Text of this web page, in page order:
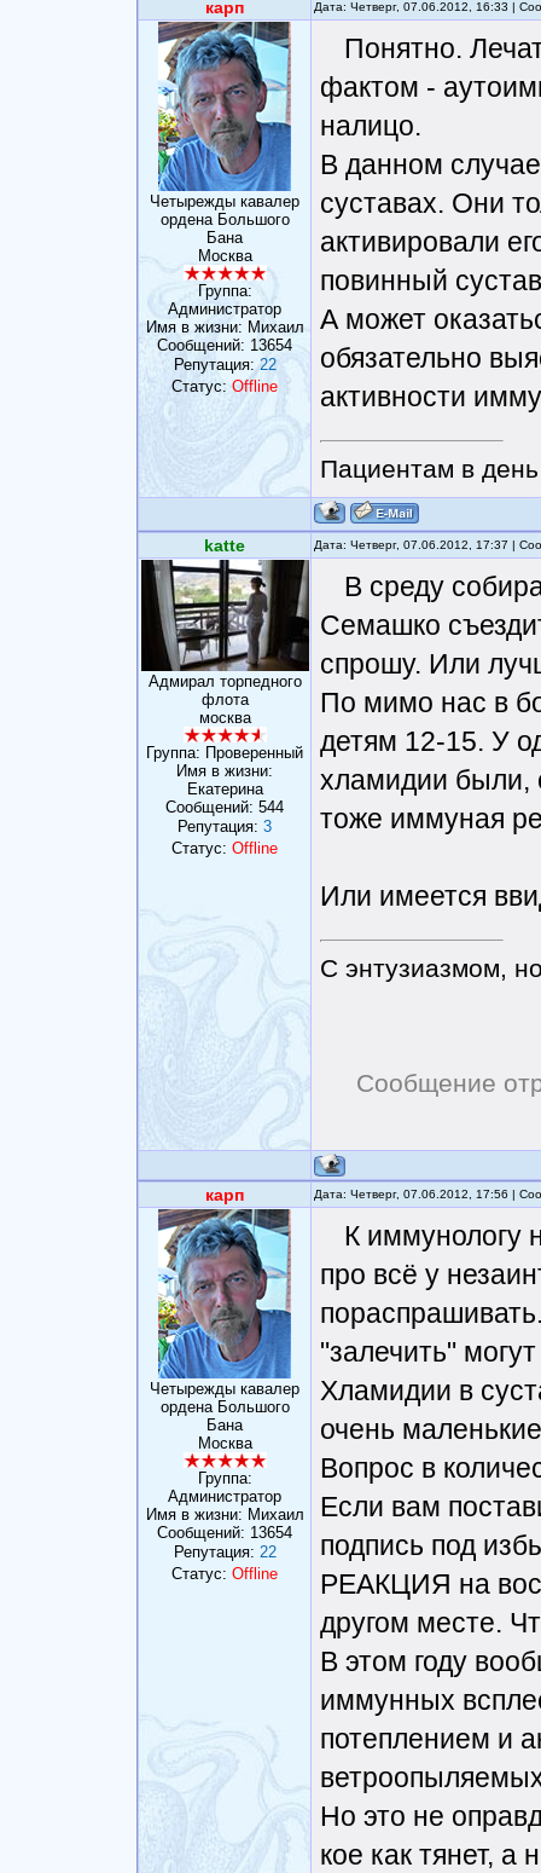
карп Дата: Четверг, 07.06.2012, 16:33 |
Четырежды кавалер
ордена Большого
Бана
Москва
Группа:
Администратор
Имя в жизни: Михаил
Сообщений: 13654
Репутация:22
Статус: Offline
Понятно.
фактом -
налицо.
В данном
суставах. Они
активировали
повинный
А может
обязательно
активности
Пациентам в
katte Дата: Четверг, 07.06.2012, 17:37 |
Адмирал торпедного
флота
москва
Группа: Проверенный
Имя в жизни:
Eкатерина
Сообщений: 544
Репутация: 3
Статус: Offline
В среду
Семашко
спрошу. Или
По мимо нас в
детям 12-15. У
хламидии были,
тоже иммуная
Или имеется
С энтузиазмом,
Сообщение
карп Дата: Четверг, 07.06.2012, 17:56 |
Четырежды кавалер
ордена Большого
Бана
Москва
Группа:
Администратор
Имя в жизни: Михаил
Сообщений: 13654
Репутация: 22
Статус: Offline
К иммунологу
про всё у
"залечить"
Хламидии в
очень
Вопрос в
Если вам
подпись под
РЕАКЦИЯ на
другом месте.
В этом году
иммунных
потеплением и
Но это не
кое как тянет,